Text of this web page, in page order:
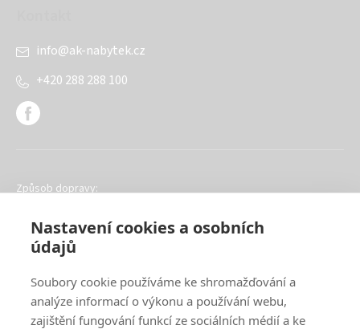
Nastavení cookies a osobních
údajů
Soubory cookie používáme ke shromažďování a
analýze informací o výkonu a používání webu,
zajištění fungování funkcí ze sociálních médií a ke
info@ak-nabytek.cz
+420 288 288 100
Způsob dopravy:
Oblíbené způsoby platby: